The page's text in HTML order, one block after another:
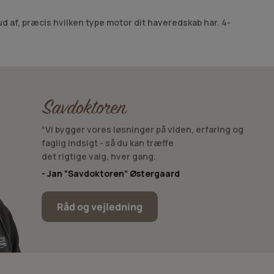
præcis hvilken type motor dit haveredskab har. 4-
olie i benzinen.
STIHL Multioil er sammensat af 90 % bæredygtige
“Vi bygger vores løsninger på viden, erfaring og
faglig indsigt - så du kan træffe
det rigtige valg, hver gang.
- Jan “Savdoktoren” Østergaard
Råd og vejledning